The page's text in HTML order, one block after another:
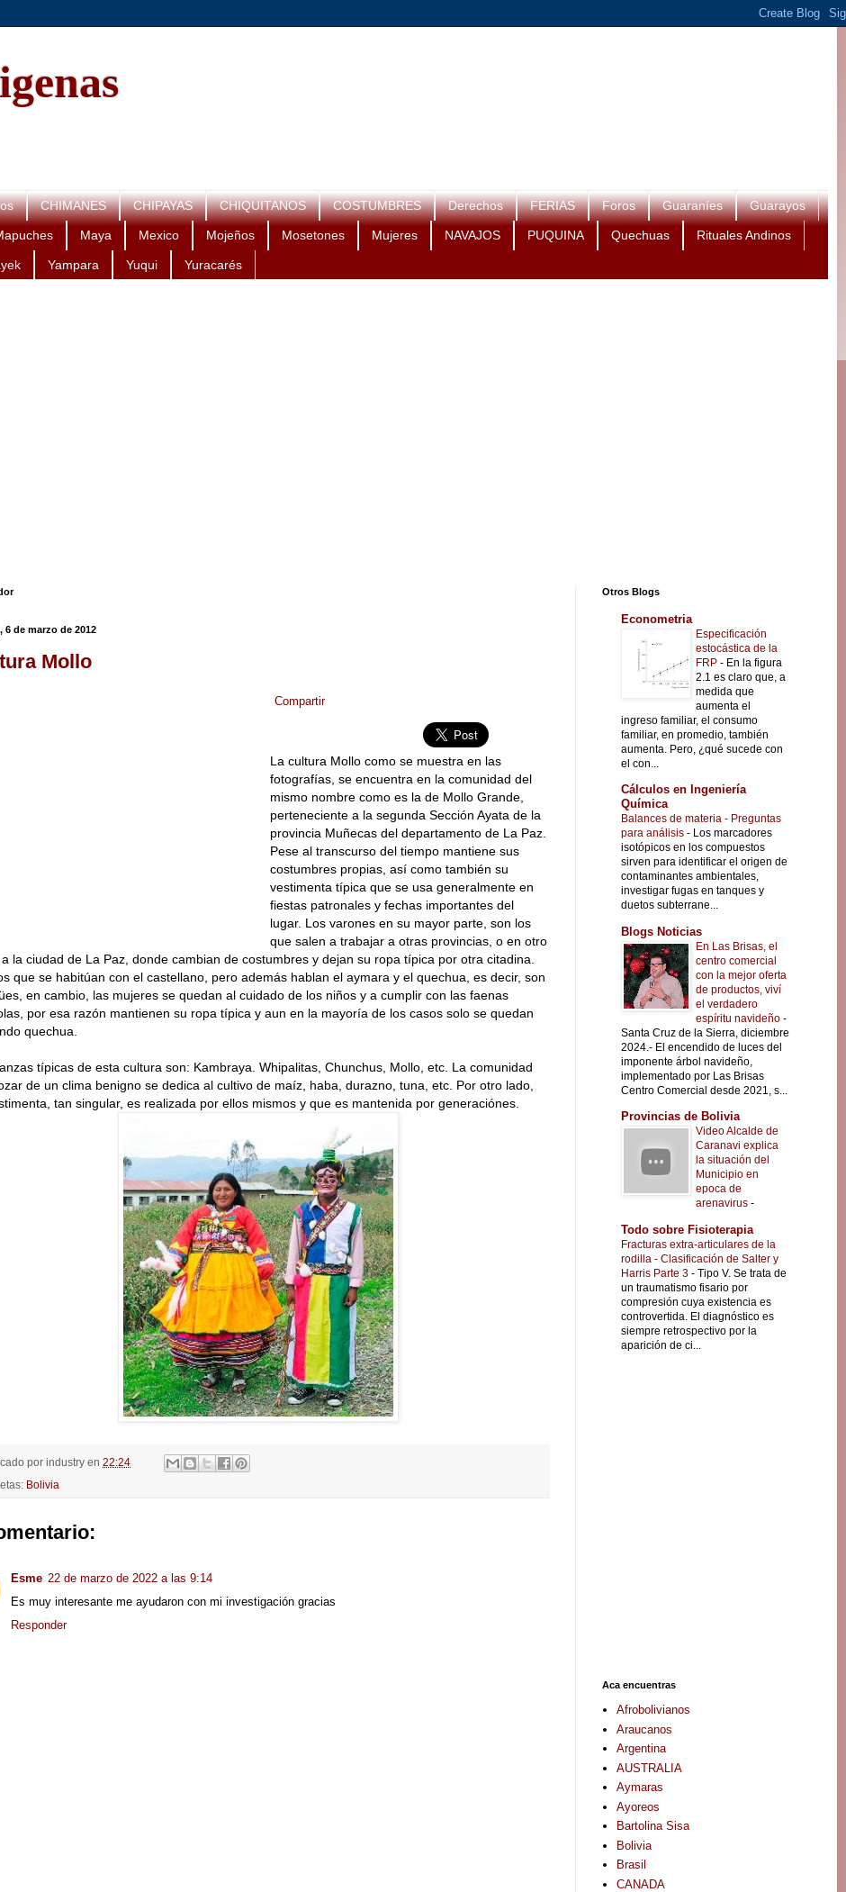
CHIMANES CHIPAYAS CHIQUITANOS COSTUMBRES Derechos FERIAS Foros Guaraníes Guarayos
Maya Mexico Mojeños Mosetones Mujeres NAVAJOS PUQUINA Quechuas Rituales Andinos
Yampara Yuqui Yuracarés
6 de marzo de 2012
Mollo
Compartir
La cultura Mollo como se muestra en las
fotografías, se encuentra en la comunidad del
mismo nombre como es la de Mollo Grande,
perteneciente a la segunda Sección Ayata de la
provincia Muñecas del departamento de La Paz.
Pese al transcurso del tiempo mantiene sus
costumbres propias, así como también su
vestimenta típica que se usa generalmente en
fiestas patronales y fechas importantes del
lugar. Los varones en su mayor parte, son los
que salen a trabajar a otras provincias, o en otro
la ciudad de La Paz, donde cambian de costumbres y dejan su ropa típica por otra citadina.
que se habitúan con el castellano, pero además hablan el aymara y el quechua, es decir, son
en cambio, las mujeres se quedan al cuidado de los niños y a cumplir con las faenas
por esa razón mantienen su ropa típica y aun en la mayoría de los casos solo se quedan
quechua.
típicas de esta cultura son: Kambraya. Whipalitas, Chunchus, Mollo, etc. La comunidad
de un clima benigno se dedica al cultivo de maíz, haba, durazno, tuna, etc. Por otro lado,
tan singular, es realizada por ellos mismos y que es mantenida por generaciónes.
por industry en 22:24
Bolivia
Esme 22 de marzo de 2022 a las 9:14
Es muy interesante me ayudaron con mi investigación gracias
Responder
Otros Blogs
Econometria
Especificación
estocástica de la
FRP - En la figura
2.1 es claro que, a
medida que
aumenta el
ingreso familiar, el consumo
familiar, en promedio, también
aumenta. Pero, ¿qué sucede con
el con...
Cálculos en Ingeniería
Química
Balances de materia - Preguntas
para análisis - Los marcadores
isotópicos en los compuestos
sirven para identificar el origen de
contaminantes ambientales,
investigar fugas en tanques y
duetos subterrane...
Blogs Noticias
En Las Brisas, el
centro comercial
con la mejor oferta
de productos, viví
el verdadero
espíritu navideño -
Santa Cruz de la Sierra, diciembre
2024.- El encendido de luces del
imponente árbol navideño,
implementado por Las Brisas
Centro Comercial desde 2021, s...
Provincias de Bolivia
Video Alcalde de
Caranavi explica
la situación del
Municipio en
epoca de
arenavirus -
Todo sobre Fisioterapia
Fracturas extra-articulares de la
rodilla - Clasificación de Salter y
Harris Parte 3 - Tipo V. Se trata de
un traumatismo fisario por
compresión cuya existencia es
controvertida. El diagnóstico es
siempre retrospectivo por la
aparición de ci...
Aca encuentras
Afrobolivianos
Araucanos
Argentina
AUSTRALIA
Aymaras
Ayoreos
Bartolina Sisa
Bolivia
Brasil
CANADA